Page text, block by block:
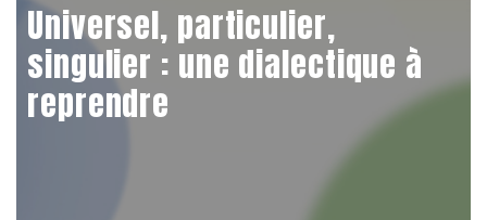
Universel, particulier,
singulier : une dialectique à
reprendre